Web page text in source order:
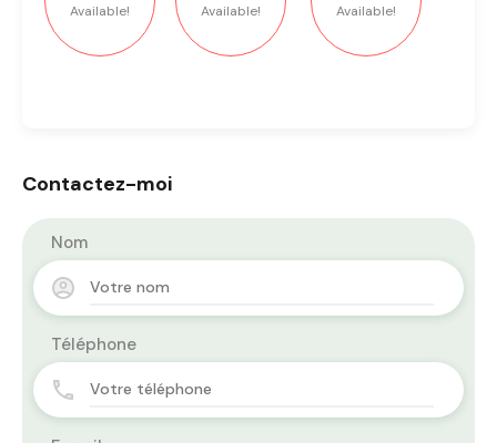
Available!
Available!
Available!
Contactez-moi
Nom
Téléphone